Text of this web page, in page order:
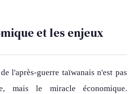
et les enjeux
l'après-guerre taïwanais n'est pas
mais le miracle économique.